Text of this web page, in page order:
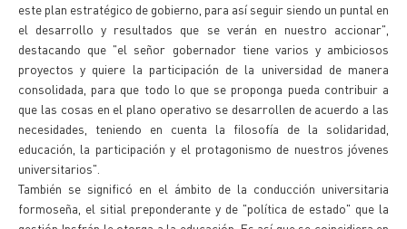
este plan estratégico de gobierno, para así seguir siendo un puntal en
el desarrollo y resultados que se verán en nuestro accionar",
destacando que "el señor gobernador tiene varios y ambiciosos
proyectos y quiere la participación de la universidad de manera
consolidada, para que todo lo que se proponga pueda contribuir a
que las cosas en el plano operativo se desarrollen de acuerdo a las
necesidades, teniendo en cuenta la filosofía de la solidaridad,
educación, la participación y el protagonismo de nuestros jóvenes
universitarios".
También se significó en el ámbito de la conducción universitaria
formoseña, el sitial preponderante y de "política de estado" que la